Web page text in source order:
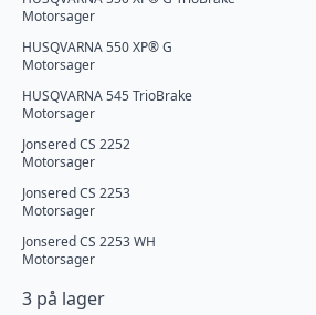
Motorsager
HUSQVARNA 550 XP® G
Motorsager
HUSQVARNA 545 TrioBrake
Motorsager
Jonsered CS 2252
Motorsager
Jonsered CS 2253
Motorsager
Jonsered CS 2253 WH
Motorsager
3 på lager